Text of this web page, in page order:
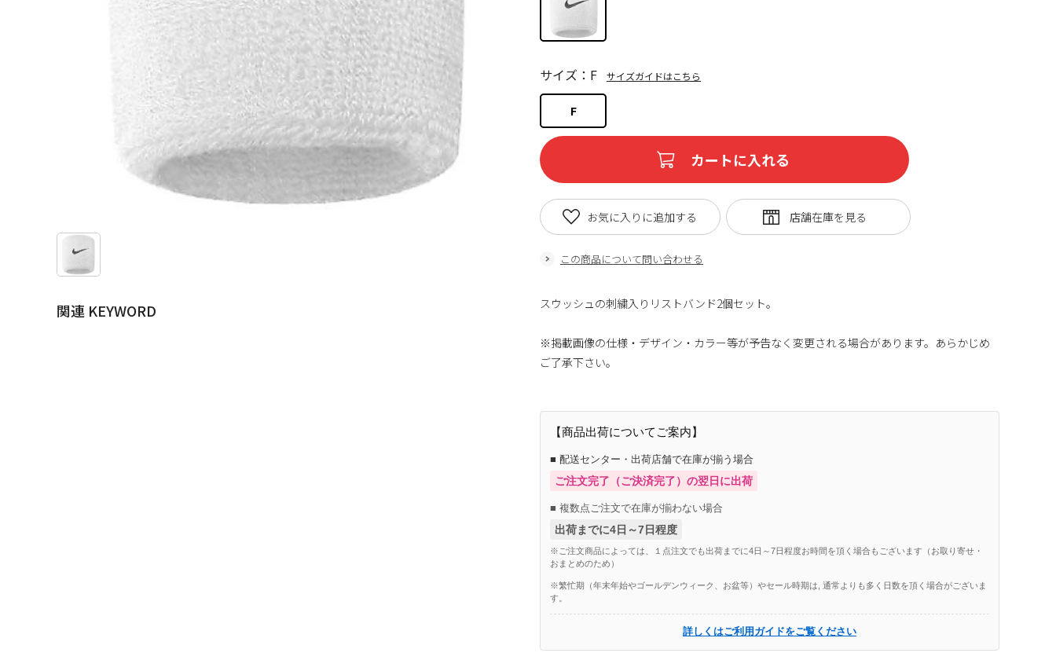
関連 KEYWORD
F
サイズ：F サイズガイドはこちら
カートに入れる
この商品について問い合わせる
お気に入りに追加する
スウッシュの刺繍入りリストバンド2個セット。
※掲載画像の仕様・デザイン・カラー等が予告なく変更される場合があります。あらかじめ
ご了承下さい。
【商品出荷についてご案内】
■ 配送センター・出荷店舗で在庫が揃う場合
ご注文完了（ご決済完了）の翌日に出荷
■ 複数点ご注文で在庫が揃わない場合
出荷までに4日～7日程度
※ご注文商品によっては、１点注文でも出荷までに4日～7日程度お時間を頂く場合もございます（お取り寄せ・
おまとめのため）
※繁忙期（年末年始やゴールデンウィーク、お盆等）やセール時期は, 通常よりも多く日数を頂く場合がございま
す。
詳しくはご利用ガイドをご覧ください